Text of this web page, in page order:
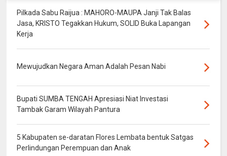
Pilkada Sabu Raijua : MAHORO-MAUPA Janji Tak Balas
Jasa, KRISTO Tegakkan Hukum, SOLID Buka Lapangan
Kerja
Mewujudkan Negara Aman Adalah Pesan Nabi
Bupati SUMBA TENGAH Apresiasi Niat Investasi
Tambak Garam Wilayah Pantura
5 Kabupaten se-daratan Flores Lembata bentuk Satgas
Perlindungan Perempuan dan Anak